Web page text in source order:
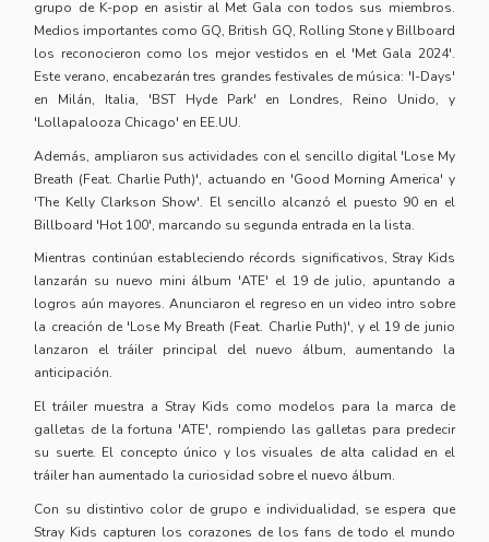
grupo de K-pop en asistir al Met Gala con todos sus miembros.
Medios importantes como GQ, British GQ, Rolling Stone y Billboard
los reconocieron como los mejor vestidos en el 'Met Gala 2024'.
Este verano, encabezarán tres grandes festivales de música: 'I-Days'
en Milán, Italia, 'BST Hyde Park' en Londres, Reino Unido, y
'Lollapalooza Chicago' en EE.UU.
Además, ampliaron sus actividades con el sencillo digital 'Lose My
Breath (Feat. Charlie Puth)', actuando en 'Good Morning America' y
'The Kelly Clarkson Show'. El sencillo alcanzó el puesto 90 en el
Billboard 'Hot 100', marcando su segunda entrada en la lista.
Mientras continúan estableciendo récords significativos, Stray Kids
lanzarán su nuevo mini álbum 'ATE' el 19 de julio, apuntando a
logros aún mayores. Anunciaron el regreso en un video intro sobre
la creación de 'Lose My Breath (Feat. Charlie Puth)', y el 19 de junio
lanzaron el tráiler principal del nuevo álbum, aumentando la
anticipación.
El tráiler muestra a Stray Kids como modelos para la marca de
galletas de la fortuna 'ATE', rompiendo las galletas para predecir
su suerte. El concepto único y los visuales de alta calidad en el
tráiler han aumentado la curiosidad sobre el nuevo álbum.
Con su distintivo color de grupo e individualidad, se espera que
Stray Kids capturen los corazones de los fans de todo el mundo